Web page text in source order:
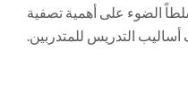
الضوء على أهمية تصفية
التدريس للمتدربين.